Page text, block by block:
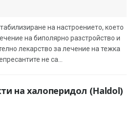
на настроението, което
на биполярно разстройство и
лекарство за лечение на тежка
не са...
на халоперидол (Haldol)